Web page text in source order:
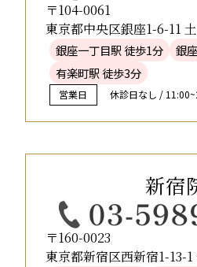
〒104-0061
東京都中央区銀座1-6-11
銀座一丁目駅 徒歩1分
銀
有楽町駅 徒歩3分
営業日 休診日なし /
新宿
〒160-0023
東京都新宿区西新宿1-13-